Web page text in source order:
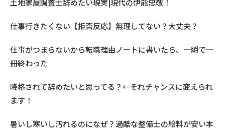
土地家屋調査士辞めたい現実|現代の伊能忠敬！
仕事行きたくない【拒否反応】無理してない？大丈夫？
仕事がつまらないから転職理由ノートに書いたら、一瞬で一
冊終わった
降格されて辞めたいと思ってる？←それチャンスに変えられ
ます！
暑いし寒いし汚れるのになぜ？過酷な整備士の給料が安い本